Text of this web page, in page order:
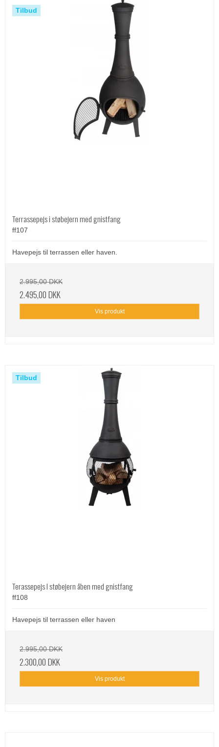
Tilbud
Terrassepejs i støbejern med gnistfang
ff107
Havepejs til terrassen eller haven.
2.995,00 DKK
2.495,00 DKK
Vis produkt
Tilbud
Terassepejs I støbejern åben med gnistfang
ff108
Havepejs til terrassen eller haven
2.995,00 DKK
2.300,00 DKK
Vis produkt